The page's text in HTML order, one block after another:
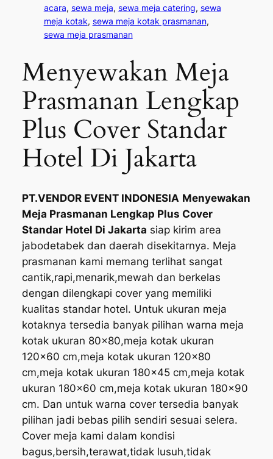
acara, sewa meja, sewa meja catering, sewa
meja kotak, sewa meja kotak prasmanan
sewa meja prasmanan
Menyewakan Meja
Prasmanan Lengkap
Plus Cover Standar
Hotel Di Jakarta
PT.VENDOR EVENT INDONESIA Menyewakan
Meja Prasmanan Lengkap Plus Cover
Standar Hotel Di Jakarta siap kirim area
jabodetabek dan daerah disekitarnya. Meja
prasmanan kami memang terlihat sangat
cantik,rapi,menarik,mewah dan berkelas
dengan dilengkapi cover yang memiliki
kualitas standar hotel. Untuk ukuran meja
kotaknya tersedia banyak pilihan warna meja
kotak ukuran 80×80,meja kotak ukuran
120×60 cm,meja kotak ukuran 120×80
cm,meja kotak ukuran 180×45 cm,meja kotak
ukuran 180×60 cm,meja kotak ukuran 180×90
cm. Dan untuk warna cover tersedia banyak
pilihan jadi bebas pilih sendiri sesuai selera.
Cover meja kami dalam kondisi
bagus,bersih,terawat,tidak lusuh,tidak